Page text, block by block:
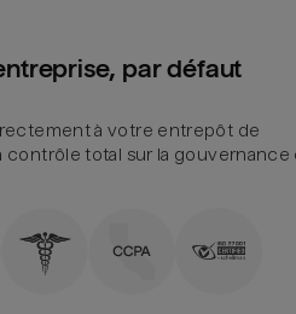
par défaut
à votre entrepôt de
contrôle total sur la gouvernance